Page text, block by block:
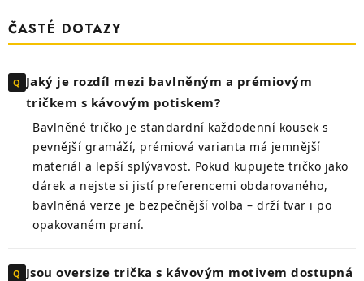
ČASTÉ DOTAZY
Jaký je rozdíl mezi bavlněným a prémiovým
tričkem s kávovým potiskem?
Bavlněné tričko je standardní každodenní kousek s
pevnější gramáží, prémiová varianta má jemnější
materiál a lepší splývavost. Pokud kupujete tričko jako
dárek a nejste si jistí preferencemi obdarovaného,
bavlněná verze je bezpečnější volba – drží tvar i po
opakovaném praní.
Jsou oversize trička s kávovým motivem dostupná